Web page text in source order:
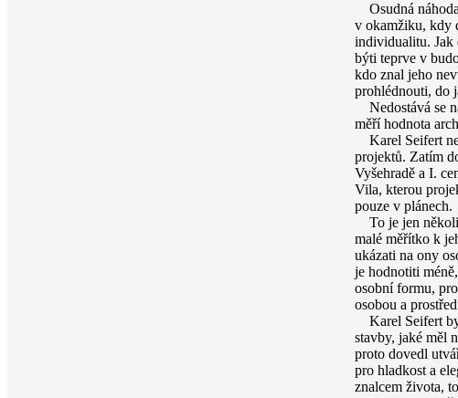
Osudná
v okamžiku, kdy
individualitu. Jak
býti teprve v
kdo znal jeho
prohlédnouti, do
Nedostává se
měří hodnota
Karel Seifert
projektů. Zatím
Vyšehradě a I.
Vila, kterou
pouze v plánech.
To je jen
malé měřítko k
ukázati na ony
je hodnotiti
osobní formu,
osobou a
Karel Seifert
stavby, jaké měl
proto dovedl
pro hladkost a
znalcem života,